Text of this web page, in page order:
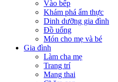
Vào bếp
Khám phá ẩm thực
Dinh dưỡng gia đình
Đồ uống
Món cho mẹ và bé
Gia đình
Làm cha mẹ
Trang trí
Mang thai